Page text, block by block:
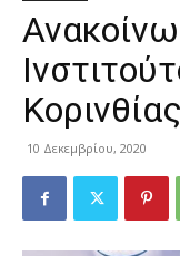
Κορινθίας
10 Δεκεμβρίου, 2020